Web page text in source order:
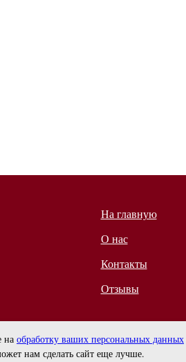
на обработку ваших персональных данных
нам сделать сайт еще лучше.
На главную
О нас
Контакты
Отзывы